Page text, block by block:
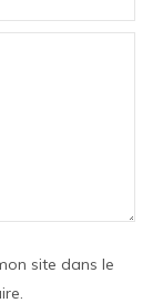
site dans le